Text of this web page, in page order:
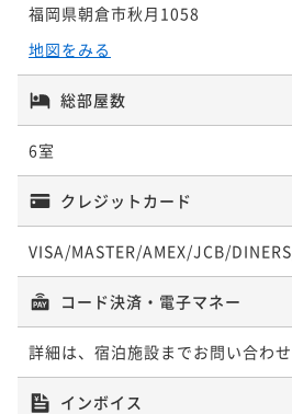
福岡県朝倉市秋月1058
地図をみる
総部屋数
6室
クレジットカード
VISA/MASTER/AMEX/JCB/
コード決済・電子マネー
詳細は、宿泊施設までお問い合わせ
インボイス